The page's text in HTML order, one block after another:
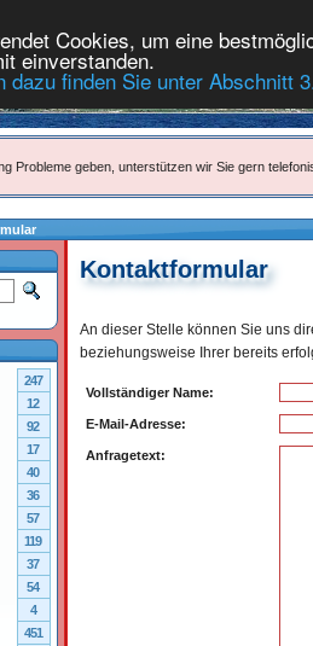
Cookies, um eine
einverstanden.
dazu finden Sie unter Abschnitt
Probleme geben, unterstützen wir Sie gern
Kontaktformular
An dieser Stelle können Sie uns
beziehungsweise Ihrer bereits
Vollständiger Name:
E-Mail-Adresse:
Anfragetext:
247
12
92
17
40
36
57
119
37
54
4
451